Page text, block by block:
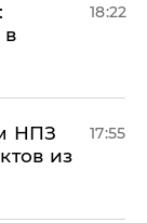
в
18:22
НПЗ
из
17:55